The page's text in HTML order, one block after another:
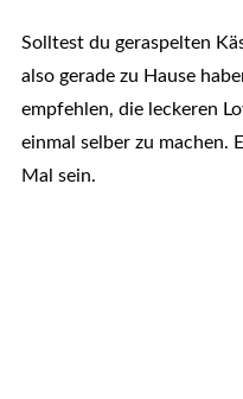
Solltest du geraspelten
also gerade zu Hause
empfehlen, die leckeren
einmal selber zu machen.
Mal sein.